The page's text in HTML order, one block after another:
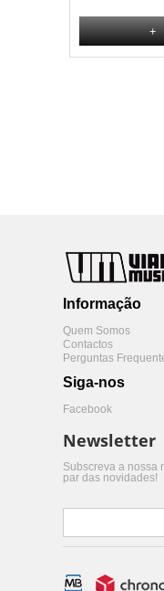
+
Informação
Quem Somos
Contactos
Perguntas
Siga-nos
Facebook
Newsletter
Subscreva a nossa
par das novidades!